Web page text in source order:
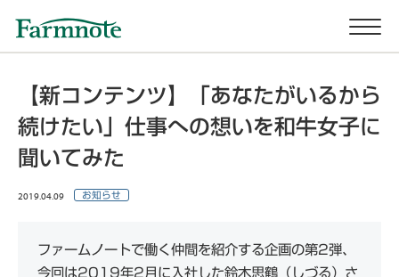
【新コンテンツ】「あなたがいるから
続けたい」仕事への想いを和牛女子に
聞いてみた
2019.04.09 お知らせ
ファームノートで働く仲間を紹介する企画の第2弾、
今回は2019年2月に入社した鈴木思鶴（しづる）さ